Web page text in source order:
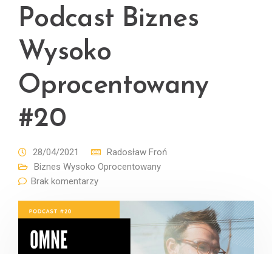
Podcast Biznes
Wysoko
Oprocentowany
#20
28/04/2021
Radosław Froń
Biznes Wysoko Oprocentowany
Brak komentarzy